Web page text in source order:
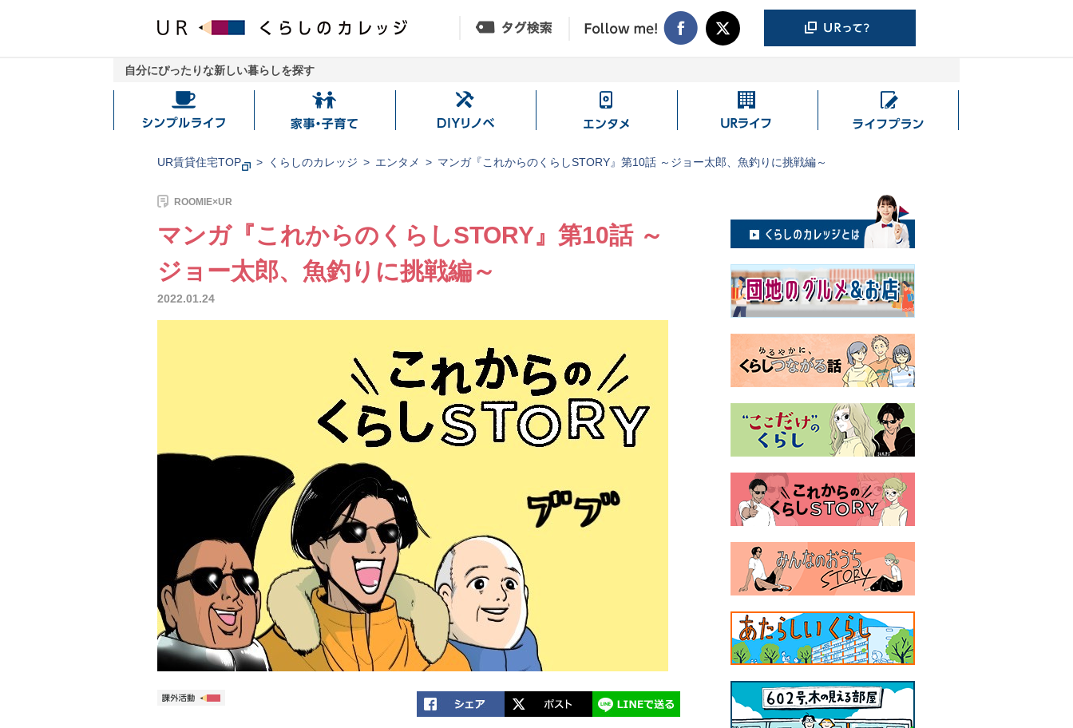
自分にぴったりな新しい暮らしを探す
シ
プ
フ
家
子
DIY
ノ
エ
タ
UR
イ
ラ
ラ
ン
UR賃貸住宅TOP くらしのカレッジ エンタメ マンガ『これからのくらしSTORY』第10話 ～ジョー太郎、魚釣りに挑戦編～
ROOMIE×UR
マンガ『これからのくらしSTORY』第10話 ～
ジョー太郎、魚釣りに挑戦編～
2022.01.24